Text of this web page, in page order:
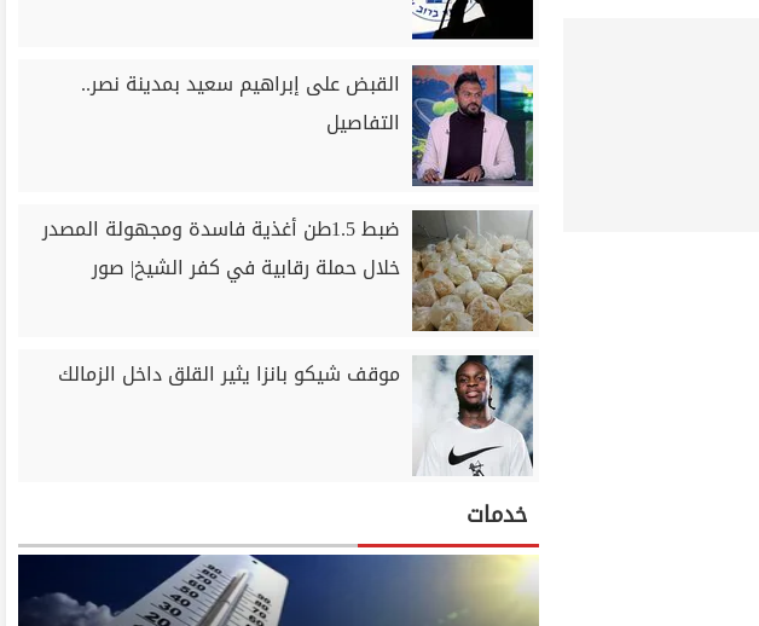
القبض على إبراهيم سعيد بمدينة نصر..
التفاصيل
ضبط 1.5طن أغذية فاسدة ومجهولة المصدر
خلال حملة رقابية في كفر الشيخ| صور
موقف شيكو بانزا يثير القلق داخل الزمالك
خدمات